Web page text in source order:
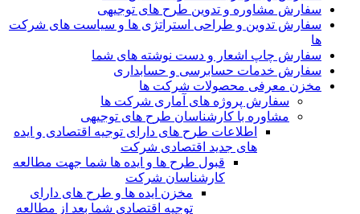
سفارش مشاوره و تدوین طرح های توجیهی
سفارش تدوین و طراحی استراتژی ها و سیاست های شرکت
ها
سفارش چاپ اشعار و دست نوشته های شما
سفارش خدمات حسابرسی و حسابداری
مخزن معرفی محصولات شرکت ها
سفارش پروژه های آماری شرکت ها
مشاوره با کارشناسان طرح های توجیهی
اطلاعات طرح های دارای توجیه اقتصادی و ایده
های جدید اقتصادی شرکت
قبول طرح ها و ایده ها شما جهت مطالعه
کارشناسان شرکت
مخزن ایده ها و طرح های دارای
توجیه اقتصادی شما بعد از مطالعه